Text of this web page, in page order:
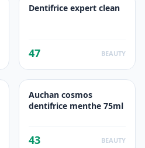
Dentifrice expert clean
47 BEAUTY
Auchan cosmos
dentifrice menthe 75ml
43 BEAUTY